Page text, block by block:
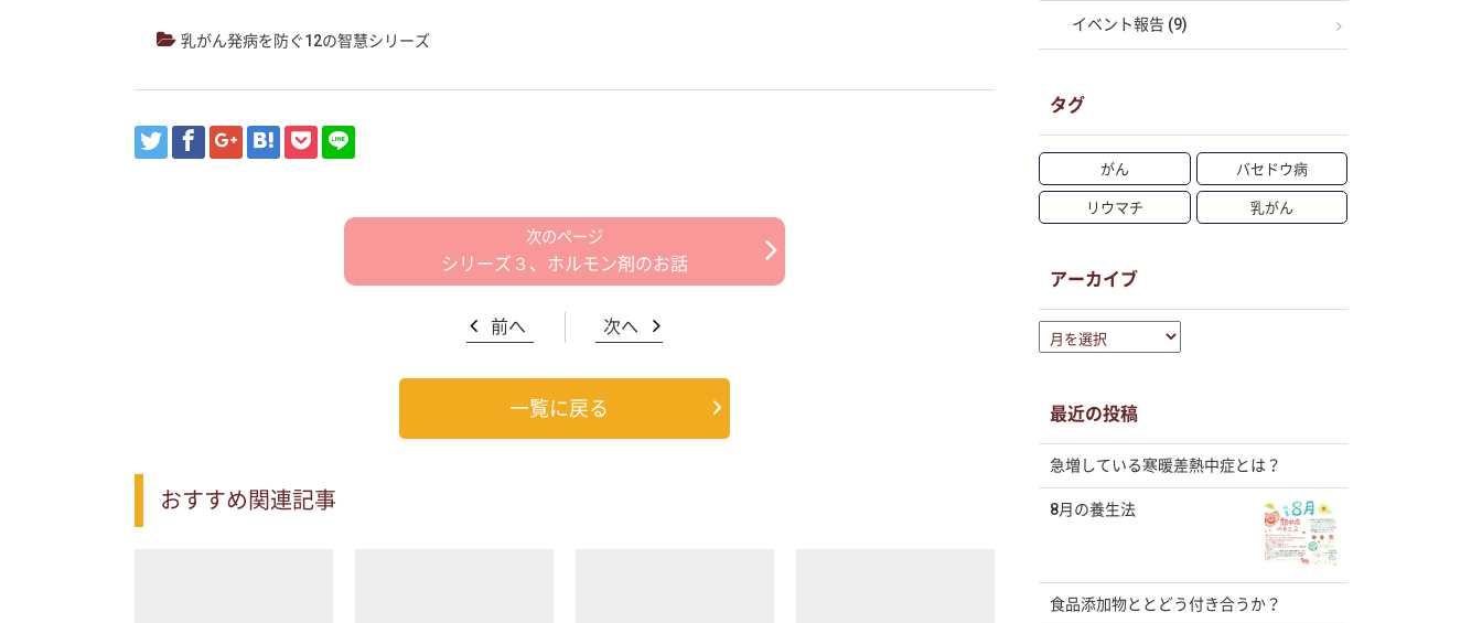
乳がん発病を防ぐ12の智慧シリーズ
シリーズ３、ホルモン剤のお話
前へ 次へ
一覧に戻る
おすすめ関連記事
イベント報告 (9)
タグ
がん バセドウ病
リウマチ 乳がん
アーカイブ
ア
ー
ブ
最近の投稿
急増している寒暖差熱中症とは？
8月の養生法
食品添加物ととどう付き合うか？